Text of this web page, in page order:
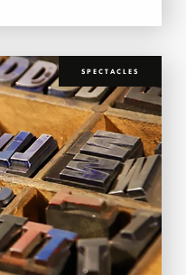
SPECTACLES